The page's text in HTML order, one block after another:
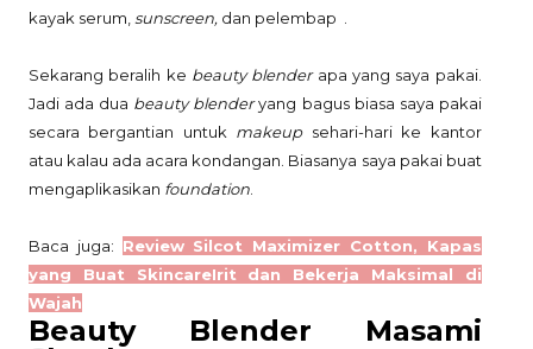
kayak serum, sunscreen, dan pelembap .
Sekarang beralih ke beauty blenderapa yang saya pakai.
Jadi ada dua beauty blenderyang bagus biasa saya pakai
secara bergantian untuk makeupsehari-hari ke kantor
atau kalau ada acara kondangan. Biasanya saya pakai buat
mengaplikasikan foundation
Baca juga: Review Silcot Maximizer Cotton, Kapas
yang Buat SkincareIrit dan Bekerja Maksimal di
Wajah
Beauty Blender Masami